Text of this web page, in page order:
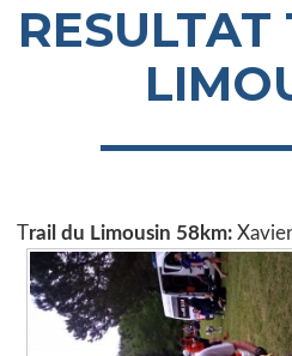
Trail du Limousin 58km: